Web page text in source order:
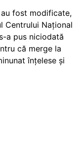
au fost modificate,
Centrului Național
a pus niciodată
că merge la
înțelese și